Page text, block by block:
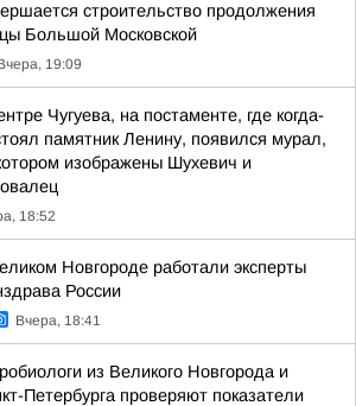
строительство продолжения
Большой Московской
19:09
Чугуева, на постаменте, где когда-
памятник Ленину, появился мурал,
изображены Шухевич и
18:52
Новгороде работали эксперты
России
Вчера, 18:41
из Великого Новгорода и
Петербурга проверяют показатели